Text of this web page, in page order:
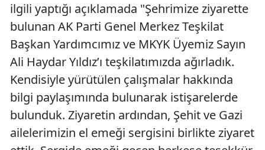
ilgili yaptığı açıklamada "Şehrimize ziyarette
bulunan AK Parti Genel Merkez Teşkilat
Başkan Yardımcımız ve MKYK Üyemiz Sayın
Ali Haydar Yıldız’ı teşkilatımızda ağırladık.
Kendisiyle yürütülen çalışmalar hakkında
bilgi paylaşımında bulunarak istişarelerde
bulunduk. Ziyaretin ardından, Şehit ve Gazi
ailelerimizin el emeği sergisini birlikte ziyaret